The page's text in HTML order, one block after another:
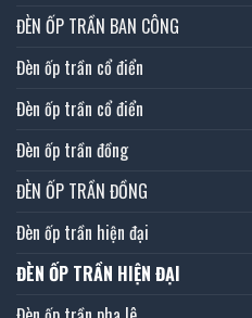
ĐÈN ỐP TRẦN BAN CÔNG
Đèn ốp trần cổ điển
Đèn ốp trần cổ điển
Đèn ốp trần đồng
ĐÈN ỐP TRẦN ĐỒNG
Đèn ốp trần hiện đại
ĐÈN ỐP TRẦN HIỆN ĐẠI